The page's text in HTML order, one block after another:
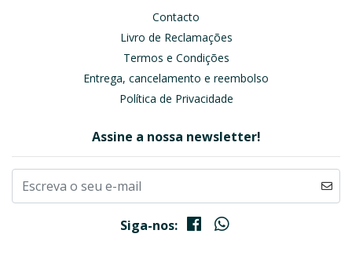
Contacto
Livro de Reclamações
Termos e Condições
Entrega, cancelamento e reembolso
Política de Privacidade
Assine a nossa newsletter!
Siga-nos: